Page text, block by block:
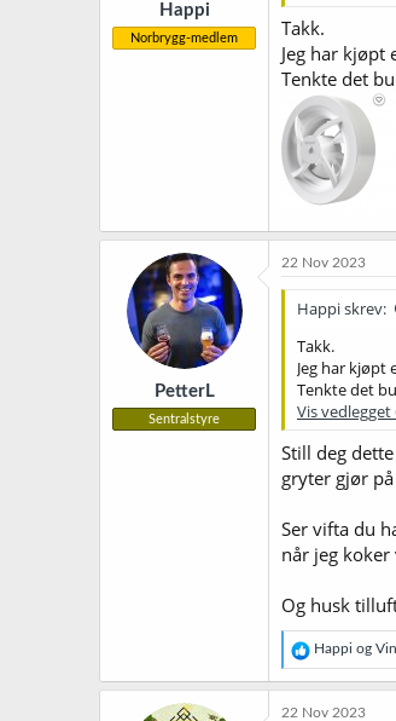
Happi
Norbrygg-medlem
Takk.
Jeg har
Tenkte det
PetterL
Sentralstyre
22 Nov 2023
Happi skrev:
Takk.
Jeg har kjøpt
Tenkte det
Vis vedlegget
Still deg
gryter gjør
Ser vifta du
når jeg koker
Og husk
R
e
a
Happi og
22 Nov 2023